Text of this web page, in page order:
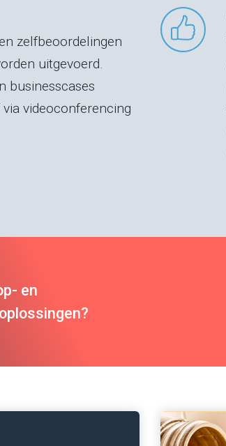
zelfbeoordelingen
uitgevoerd.
businesscases
videoconferencing
en